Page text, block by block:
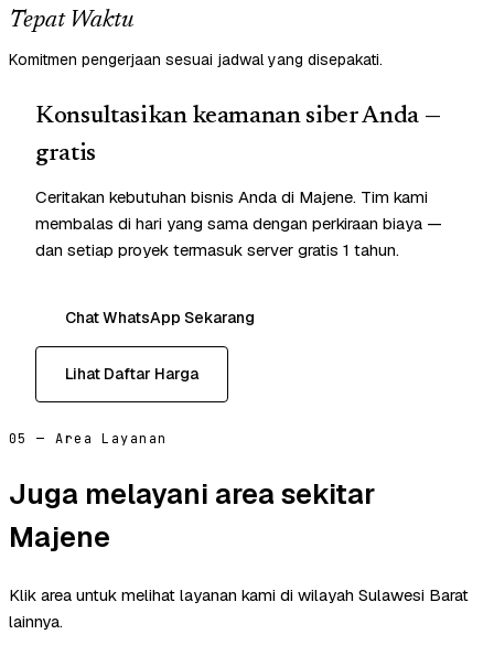
Tepat Waktu
Komitmen pengerjaan sesuai jadwal yang disepakati.
Konsultasikan keamanan siber Anda —
gratis
Ceritakan kebutuhan bisnis Anda di Majene. Tim kami
membalas di hari yang sama dengan perkiraan biaya —
dan setiap proyek termasuk server gratis 1 tahun.
Chat WhatsApp Sekarang
Lihat Daftar Harga
05 — Area Layanan
Juga melayani area sekitar
Majene
Klik area untuk melihat layanan kami di wilayah Sulawesi Barat
lainnya.